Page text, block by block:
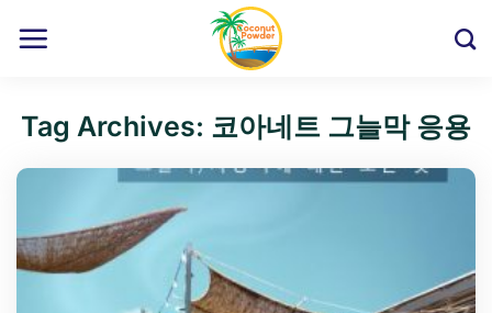
Tag Archives: 코아네트 그늘막 응용